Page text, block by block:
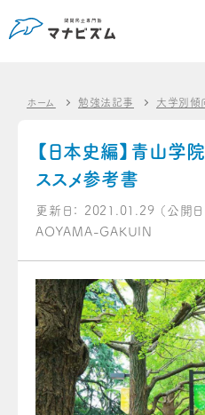
ホーム 勉強法記事 大学別傾
【日本史編】青山学
ススメ参考書
更新日： 2021.01.29 （公開日
AOYAMA-GAKUIN